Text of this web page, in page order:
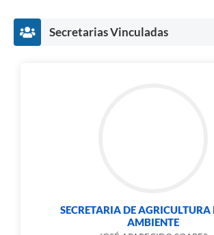
Secretarias Vinculadas
SECRETARIA DE AGRICULTURA
AMBIENTE